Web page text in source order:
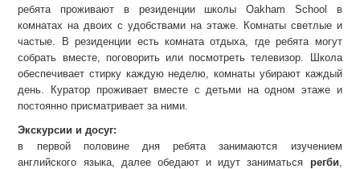
ребята проживают в резиденции школы Oakham School в
комнатах на двоих с удобствами на этаже. Комнаты светлые и
частые. В резиденции есть комната отдыха, где ребята могут
собрать вместе, поговорить или посмотреть телевизор. Школа
обеспечивает стирку каждую неделю, комнаты убирают каждый
день. Куратор проживает вместе с детьми на одном этаже и
постоянно присматривает за ними.
Экскурсии и досуг:
в первой половине дня ребята занимаются изучением
английского языка, далее обедают и идут заниматься регби